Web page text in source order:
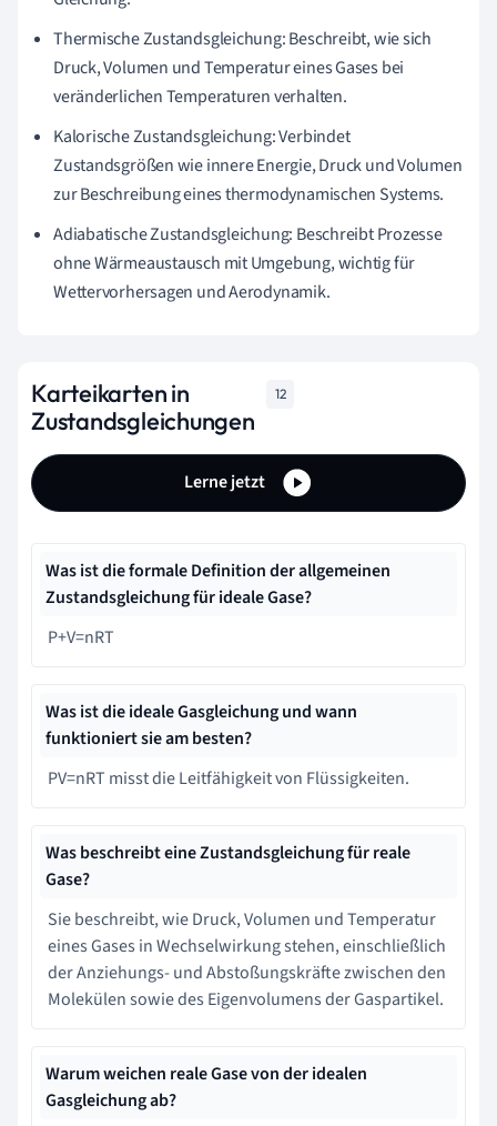
Thermische Zustandsgleichung: Beschreibt, wie sich
Druck, Volumen und Temperatur eines Gases bei
veränderlichen Temperaturen verhalten.
Kalorische Zustandsgleichung: Verbindet
Zustandsgrößen wie innere Energie, Druck und Volumen
zur Beschreibung eines thermodynamischen Systems.
Adiabatische Zustandsgleichung: Beschreibt Prozesse
ohne Wärmeaustausch mit Umgebung, wichtig für
Wettervorhersagen und Aerodynamik.
Karteikarten in
Zustandsgleichungen
12
Lerne jetzt
Was ist die formale Definition der allgemeinen
Zustandsgleichung für ideale Gase?
P+V=nRT
Was ist die ideale Gasgleichung und wann
funktioniert sie am besten?
PV=nRT misst die Leitfähigkeit von Flüssigkeiten.
Was beschreibt eine Zustandsgleichung für reale
Gase?
Sie beschreibt, wie Druck, Volumen und Temperatur
eines Gases in Wechselwirkung stehen, einschließlich
der Anziehungs- und Abstoßungskräfte zwischen den
Molekülen sowie des Eigenvolumens der Gaspartikel.
Warum weichen reale Gase von der idealen
Gasgleichung ab?